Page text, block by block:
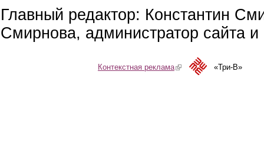
Главный редактор: Константин
Смирнова, администратор сайта
Контекстная реклама(link is external)«Три-В»